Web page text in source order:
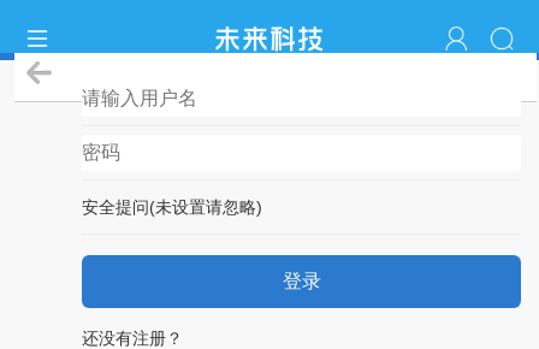
安全提问(未设置请忽略)
登录
还没有注册？